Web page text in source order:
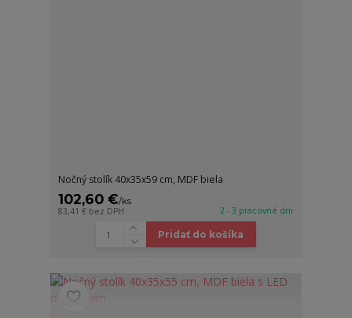
Nočný stolík 40x35x59 cm, MDF biela
102,60 €/ks
83,41 € bez DPH 2 - 3 pracovné dni
Pridať do košíka